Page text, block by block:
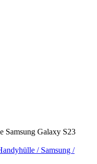
Samsung Galaxy S23
/ Samsung /